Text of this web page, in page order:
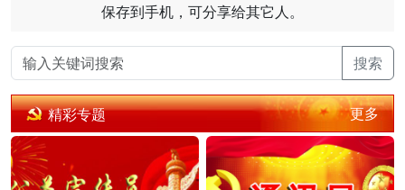
保存到手机，可分享给其它人。
搜索
精彩专题 更多